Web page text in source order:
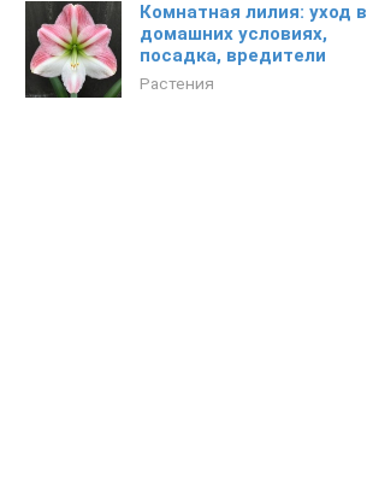
Комнатная лилия: уход в
домашних условиях,
посадка, вредители
Растения